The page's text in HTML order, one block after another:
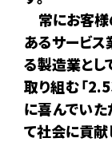
常にお客様
あるサービ
る製造業とし
取り組む「
に喜んでいた
て社会に貢献